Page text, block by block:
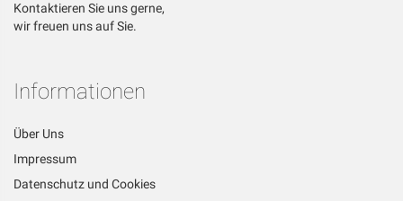
Kontaktieren Sie uns gerne,
wir freuen uns auf Sie.
Informationen
Über Uns
Impressum
Datenschutz und Cookies